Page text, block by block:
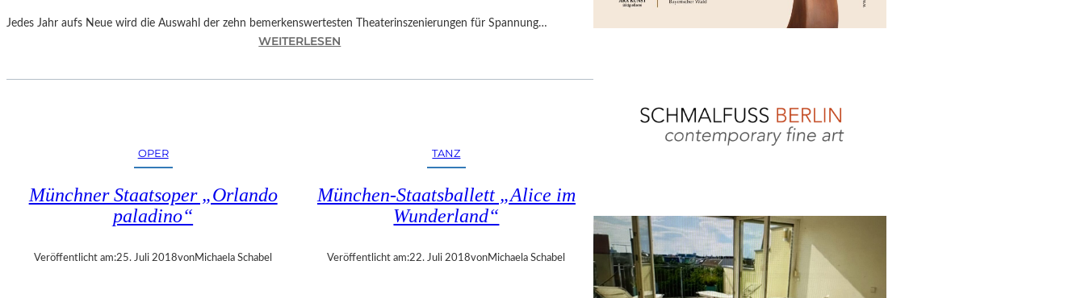
Jedes Jahr aufs Neue wird die Auswahl der zehn bemerkenswertesten Theaterinszenierungen für Spannung…
WEITERLESEN
E
6
T
OPER
Münchner Staatsoper „Orlando
paladino“
Veröffentlicht am:25. Juli 2018vonMichaela Schabel
TANZ
München-Staatsballett „Alice im
Wunderland“
Veröffentlicht am:22. Juli 2018vonMichaela Schabel